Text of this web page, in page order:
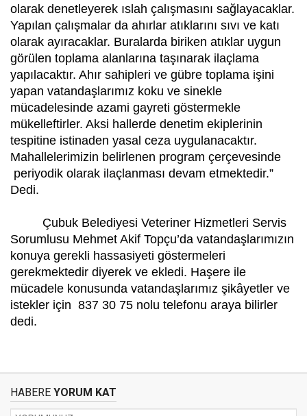
olarak denetleyerek ıslah çalışmasını sağlayacaklar.
Yapılan çalışmalar da ahırlar atıklarını sıvı ve katı
olarak ayıracaklar. Buralarda biriken atıklar uygun
görülen toplama alanlarına taşınarak ilaçlama
yapılacaktır. Ahır sahipleri ve gübre toplama işini
yapan vatandaşlarımız koku ve sinekle
mücadelesinde azami gayreti göstermekle
mükelleftirler. Aksi hallerde denetim ekiplerinin
tespitine istinaden yasal ceza uygulanacaktır.
Mahallelerimizin belirlenen program çerçevesinde
periyodik olarak ilaçlanması devam etmektedir.”
Dedi.
Çubuk Belediyesi Veteriner Hizmetleri Servis
Sorumlusu Mehmet Akif Topçu’da vatandaşlarımızın
konuya gerekli hassasiyeti göstermeleri
gerekmektedir diyerek ve ekledi. Haşere ile
mücadele konusunda vatandaşlarımız şikâyetler ve
istekler için 837 30 75 nolu telefonu araya bilirler
dedi.
HABERE YORUM KAT